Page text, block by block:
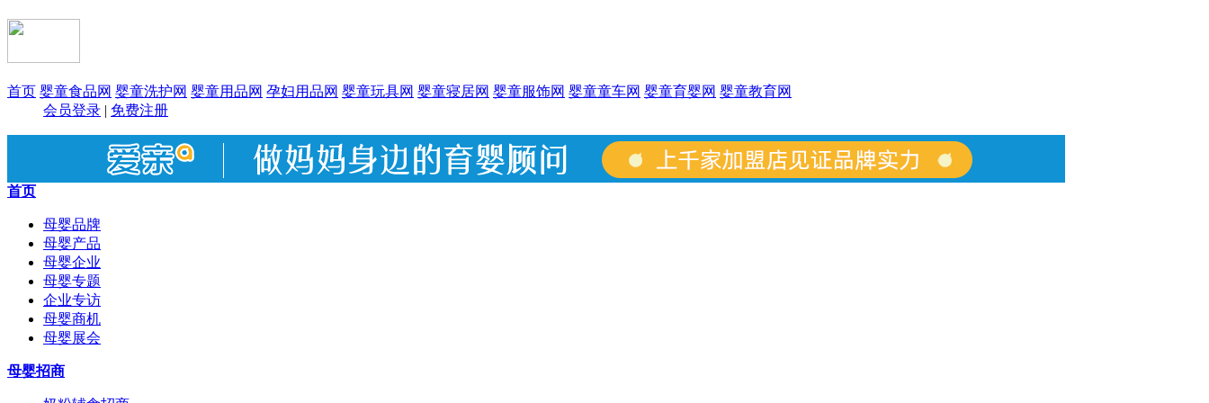
首页 婴童食品网 婴童洗护网 婴童用品网 孕妇用品网 婴童玩具网 婴童寝居网 婴童服饰网 婴童童车网 婴童育婴网 婴童教育网
会员登录 | 免费注册
首页
母婴品牌
母婴产品
母婴企业
母婴专题
企业专访
母婴商机
母婴展会
母婴招商